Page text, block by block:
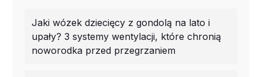
Jaki wózek dziecięcy z gondolą na lato i
upały? 3 systemy wentylacji, które chronią
noworodka przed przegrzaniem